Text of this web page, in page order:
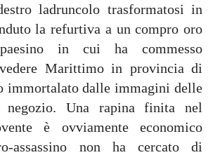
ladruncolo trasformatosi in
la refurtiva a un compro oro
in cui ha commesso
Marittimo in provincia di
immortalato dalle immagini delle
negozio. Una rapina finita nel
è ovviamente economico
assassino non ha cercato di